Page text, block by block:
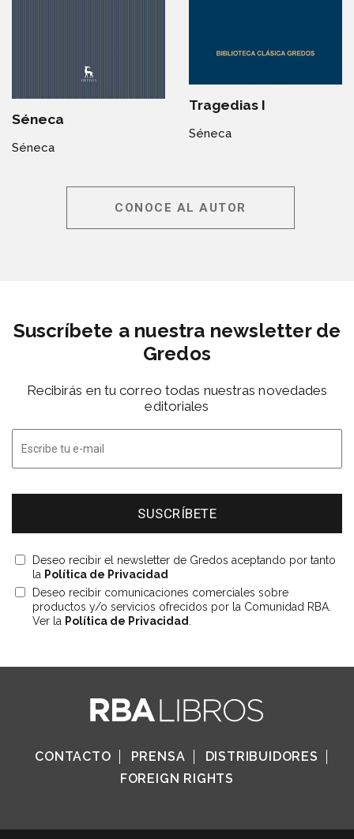
Séneca
Séneca
Tragedias I
Séneca
CONOCE AL AUTOR
Suscríbete a nuestra newsletter de
Gredos
Recibirás en tu correo todas nuestras novedades
editoriales
Deseo recibir el newsletter de Gredos aceptando por tanto
la Política de Privacidad
Deseo recibir comunicaciones comerciales sobre
productos y/o servicios ofrecidos por la Comunidad RBA.
Ver la Política de Privacidad
CONTACTO PRENSA
DISTRIBUIDORES
FOREIGN RIGHTS